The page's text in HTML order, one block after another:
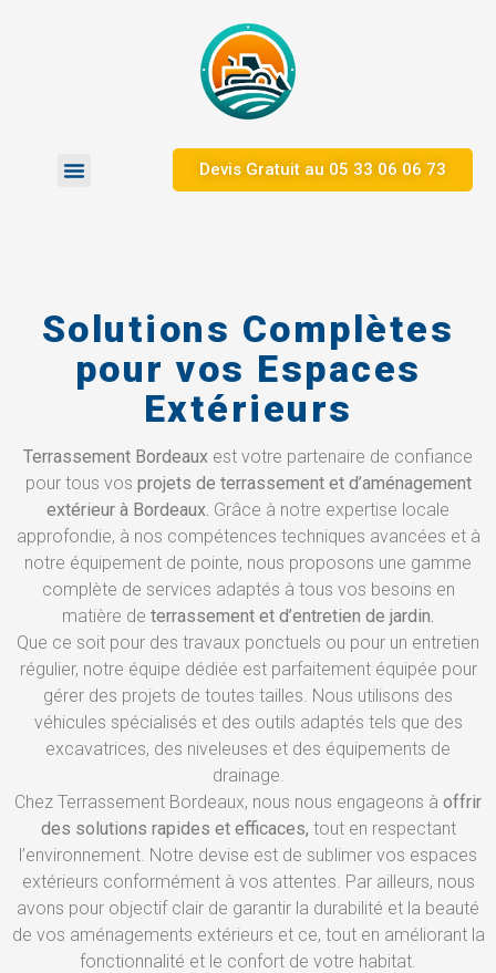
Devis Gratuit au ​05 33 06 06 73
Solutions Complètes
pour vos Espaces
Extérieurs
Terrassement Bordeaux est votre partenaire de confiance
pour tous vos projets de terrassement et d’aménagement
extérieur à Bordeaux. Grâce à notre expertise locale
approfondie, à nos compétences techniques avancées et à
notre équipement de pointe, nous proposons une gamme
complète de services adaptés à tous vos besoins en
matière de terrassement et d’entretien de jardin.
Que ce soit pour des travaux ponctuels ou pour un entretien
régulier, notre équipe dédiée est parfaitement équipée pour
gérer des projets de toutes tailles. Nous utilisons des
véhicules spécialisés et des outils adaptés tels que des
excavatrices, des niveleuses et des équipements de
drainage.
Chez Terrassement Bordeaux, nous nous engageons à offrir
des solutions rapides et efficaces, tout en respectant
l’environnement. Notre devise est de sublimer vos espaces
extérieurs conformément à vos attentes. Par ailleurs, nous
avons pour objectif clair de garantir la durabilité et la beauté
de vos aménagements extérieurs et ce, tout en améliorant la
fonctionnalité et le confort de votre habitat.